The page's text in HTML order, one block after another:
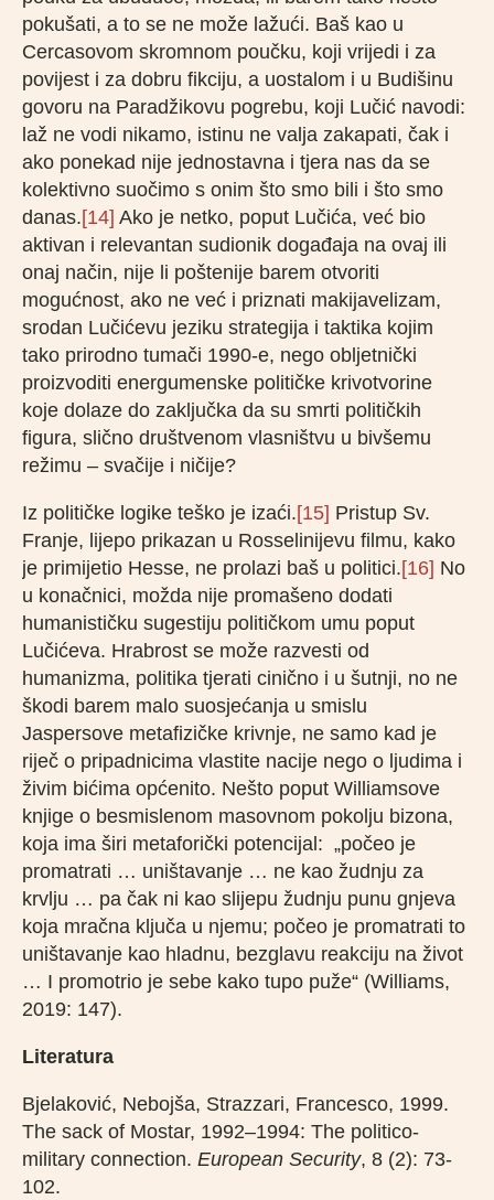
pokušati, a to se ne može lažući. Baš kao u
Cercasovom skromnom poučku, koji vrijedi i za
povijest i za dobru fikciju, a uostalom i u Budišinu
govoru na Paradžikovu pogrebu, koji Lučić navodi:
laž ne vodi nikamo, istinu ne valja zakapati, čak i
ako ponekad nije jednostavna i tjera nas da se
kolektivno suočimo s onim što smo bili i što smo
danas.[14] Ako je netko, poput Lučića, već bio
aktivan i relevantan sudionik događaja na ovaj ili
onaj način, nije li poštenije barem otvoriti
mogućnost, ako ne već i priznati makijavelizam,
srodan Lučićevu jeziku strategija i taktika kojim
tako prirodno tumači 1990-e, nego obljetnički
proizvoditi energumenske političke krivotvorine
koje dolaze do zaključka da su smrti političkih
figura, slično društvenom vlasništvu u bivšemu
režimu – svačije i ničije?
Iz političke logike teško je izaći.[15] Pristup Sv.
Franje, lijepo prikazan u Rosselinijevu filmu, kako
je primijetio Hesse, ne prolazi baš u politici.[16] No
u konačnici, možda nije promašeno dodati
humanističku sugestiju političkom umu poput
Lučićeva. Hrabrost se može razvesti od
humanizma, politika tjerati cinično i u šutnji, no ne
škodi barem malo suosjećanja u smislu
Jaspersove metafizičke krivnje, ne samo kad je
riječ o pripadnicima vlastite nacije nego o ljudima i
živim bićima općenito. Nešto poput Williamsove
knjige o besmislenom masovnom pokolju bizona,
koja ima širi metaforički potencijal: „počeo je
promatrati … uništavanje … ne kao žudnju za
krvlju … pa čak ni kao slijepu žudnju punu gnjeva
koja mračna ključa u njemu; počeo je promatrati to
uništavanje kao hladnu, bezglavu reakciju na život
… I promotrio je sebe kako tupo puže“ (Williams,
2019: 147).
Literatura
Bjelaković, Nebojša, Strazzari, Francesco, 1999.
The sack of Mostar, 1992–1994: The politico‐
military connection. European Security, 8 (2): 73-
102.